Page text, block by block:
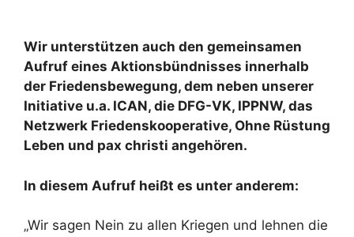
Wir unterstützen auch den gemeinsamen
Aufruf eines Aktionsbündnisses innerhalb
der Friedensbewegung, dem neben unserer
Initiative u.a. ICAN, die DFG-VK, IPPNW, das
Netzwerk Friedenskooperative, Ohne Rüstung
Leben und pax christi angehören.
In diesem Aufruf heißt es unter anderem:
„Wir sagen Nein zu allen Kriegen und lehnen die